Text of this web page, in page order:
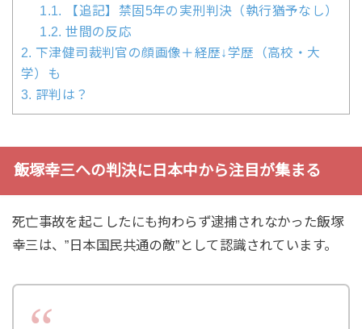
1.1.
【追記】禁固5年の実刑判決（執行猶予なし）
1.2. 世間の反応
2. 下津健司裁判官の顔画像＋経歴↓学歴（高校・大
学）も
3. 評判は？
飯塚幸三への判決に日本中から注目が集まる
死亡事故を起こしたにも拘わらず逮捕されなかった飯塚
幸三は、”日本国民共通の敵”として認識されています。